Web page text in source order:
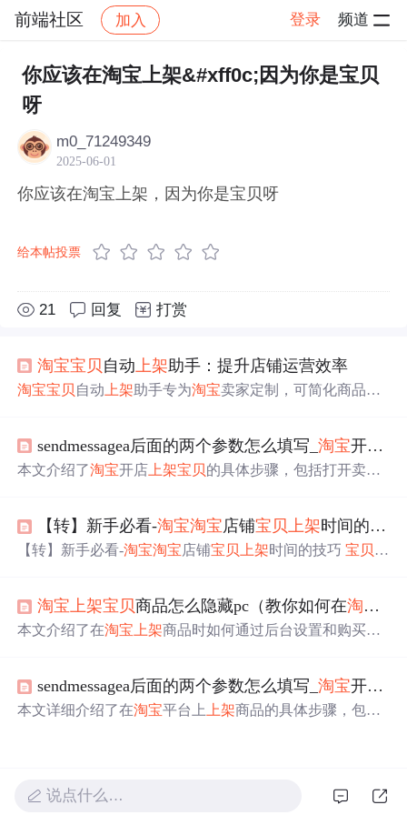
前端社区 加入 登录 频道
社区 前端社区 感慨 帖子详情
你应该在淘宝上架&#xff0c;因为你是宝贝
呀
m0_71249349
2025-06-01
你应该在淘宝上架，因为你是宝贝呀
给本帖投票
21 回复 打赏
淘宝宝贝 自动 上架助手：提升店铺运营效率
淘宝宝贝 自动 上架助手专为淘宝卖家定制，可简化商品上
该工具可优化运营策略，增加商品曝光，提升店铺销量。
sendmessagea后面的两个参数怎么填写_淘宝开店
本文介绍了淘宝开店 上架宝贝的具体步骤，包括打开卖家
等，详细说明了盗图的几种情况及相应处罚。
【转】新手必看-淘宝淘宝店铺宝贝上架时间的技巧
【转】新手必看-淘宝淘宝店铺宝贝 上架时间的技巧宝贝 发
果您宝贝同时发布的话，也就是说这个星期只有一天您的
宝贝是排在最前面！分三次隔天发布，那你一个星期就有
商品的时候 默认排序就是按时
淘宝上架宝贝商品怎么隐藏pc（教你如何在淘宝
本文介绍了在淘宝 上架商品时如何通过后台设置和购买隐
sendmessagea后面的两个参数怎么填写_淘宝开店
本文详细介绍了在淘宝平台上上架商品的具体步骤，包括
说点什么…